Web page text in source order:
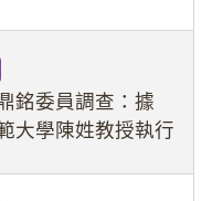
影像並以手機傳送
成
銘委員調查：據
大學陳姓教授執行